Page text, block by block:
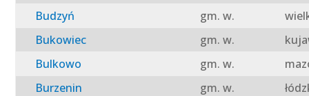
Budzyń
gm. w.
Bukowiec
gm. w.
Bulkowo
gm. w.
Burzenin
gm. w.